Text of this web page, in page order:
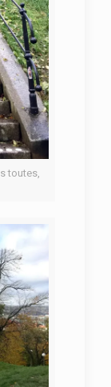
toutes,